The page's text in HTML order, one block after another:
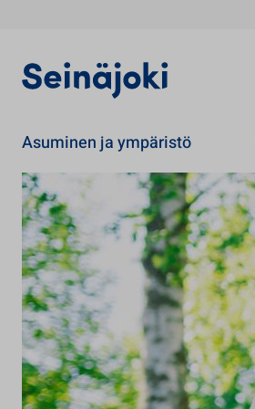
Asuminen ja ympäristö